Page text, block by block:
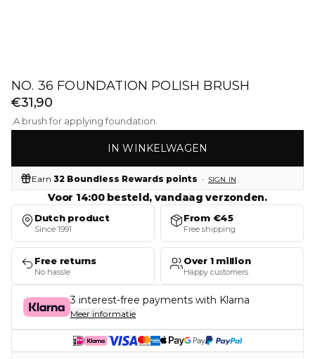
NO. 36 FOUNDATION POLISH BRUSH
€31,90
·A brush for applying foundation.
IN WINKELWAGEN
Earn 32 Boundless Rewards points · SIGN IN
Voor 14:00 besteld, vandaag verzonden.
Dutch product
Since 1991
From €45
Free shipping
Free returns
No hassle
Over 1 million
Happy customers
3 interest-free payments with Klarna
Meer informatie